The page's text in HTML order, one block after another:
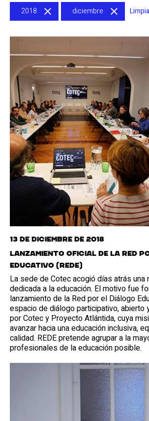
2018 diciembre
13 de diciembre de 2018
Lanzamiento oficial de la Red
Educativo (REDE)
La sede de Cotec acogió días atrás una
dedicada a la educación. El motivo fue
lanzamiento de la Red por el Diálogo
espacio de diálogo participativo, abierto
por Cotec y Proyecto Atlántida, cuya
avanzar hacia una educación inclusiva,
calidad. REDE pretende agrupar a la
profesionales de la educación posible.